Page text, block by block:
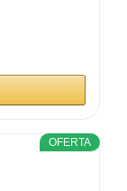
OFERTA